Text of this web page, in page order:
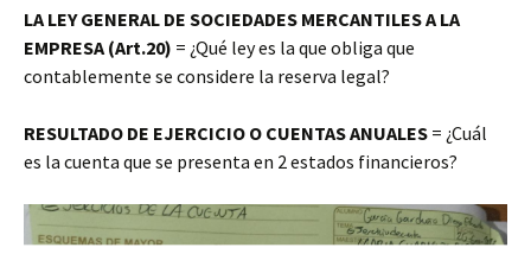
LA LEY GENERAL DE SOCIEDADES MERCANTILES A LA
EMPRESA (Art.20) = ¿Qué ley es la que obliga que
contablemente se considere la reserva legal?
RESULTADO DE EJERCICIO O CUENTAS ANUALES = ¿Cuál
es la cuenta que se presenta en 2 estados financieros?